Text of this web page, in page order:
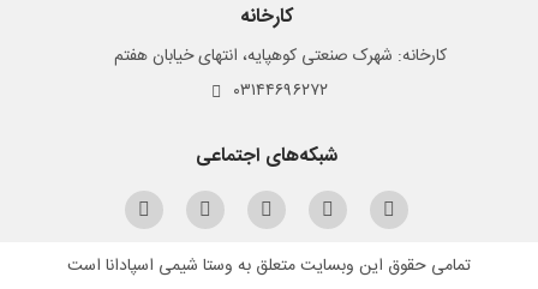
کارخانه
کارخانه: شهرک صنعتی کوهپایه، انتهای خیابان هفتم
۰۳۱۴۴۶۹۶۲۷۲
شبکه‌های اجتماعی
تمامی حقوق این وبسایت متعلق به وستا شیمی اسپادانا است